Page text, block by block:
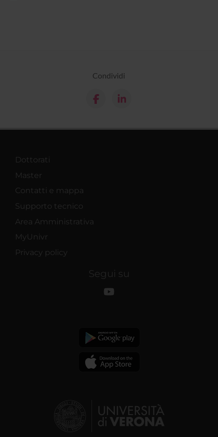
Condividi
Dottorati
Master
Contatti e mappa
Supporto tecnico
Area Amministrativa
MyUnivr
Privacy policy
Segui su